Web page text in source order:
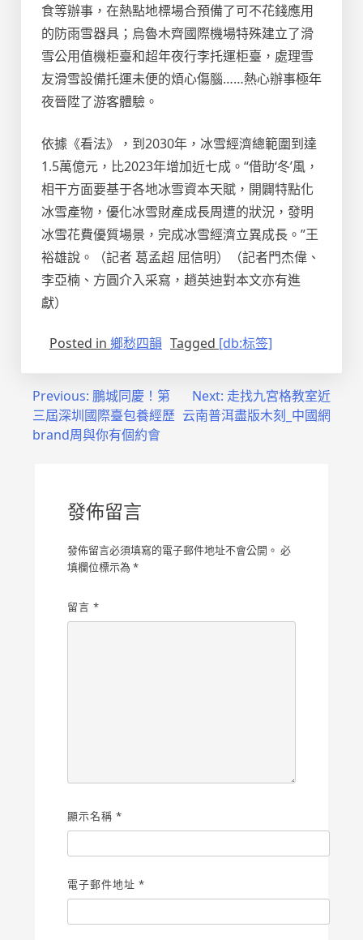
食等辦事，在熱點地標場合預備了可不花錢應用
的防雨雪器具；烏魯木齊國際機場特殊建立了滑
雪公用值機柜臺和超年夜行李托運柜臺，處理雪
友滑雪設備托運未便的煩心傷腦……熱心辦事極年
夜晉陞了游客體驗。
依據《看法》，到2030年，冰雪經濟總範圍到達
1.5萬億元，比2023年增加近七成。“借助‘冬’風，
相干方面要基于各地冰雪資本天賦，開闢特點化
冰雪產物，優化冰雪財產成長周遭的狀況，發明
冰雪花費優質場景，完成冰雪經濟立異成長。”王
裕雄說。（記者 葛孟超 屈信明）（記者門杰偉、
李亞楠、方圓介入采寫，趙英迪對本文亦有進
獻）
Posted in 鄉愁四韻 Tagged [db:标签]
Previous: 鵬城同慶！第
三屆深圳國際臺包養經歷
brand周與你有個約會
Next: 走找九宮格教室近
云南普洱盡版木刻_中國網
發佈留言
發佈留言必須填寫的電子郵件地址不會公開。 必
填欄位標示為 *
留言 *
顯示名稱 *
電子郵件地址 *